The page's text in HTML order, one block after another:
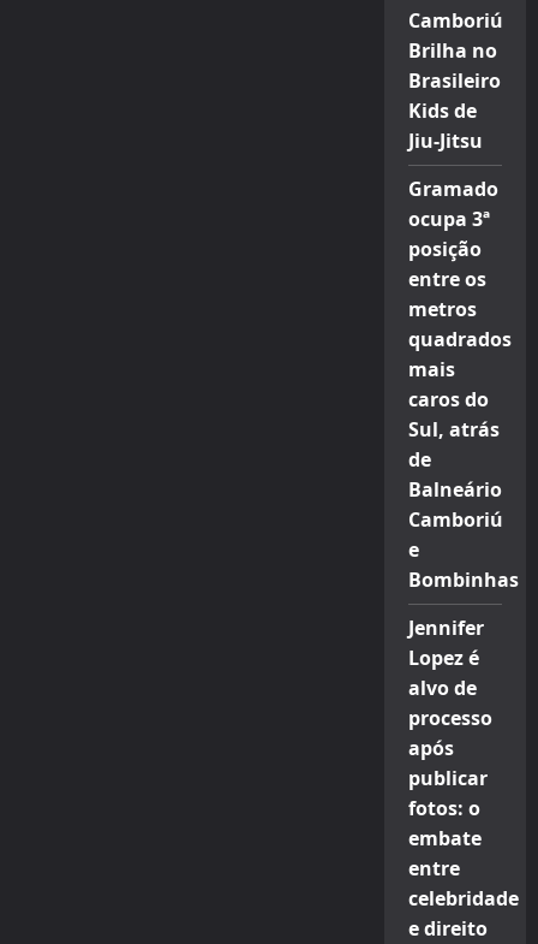
Camboriú
Brilha no
Brasileiro
Kids de
Jiu-Jitsu
Gramado
ocupa 3ª
posição
entre os
metros
quadrados
mais
caros do
Sul, atrás
de
Balneário
Camboriú
e
Bombinhas
Jennifer
Lopez é
alvo de
processo
após
publicar
fotos: o
embate
entre
celebridade
e direito